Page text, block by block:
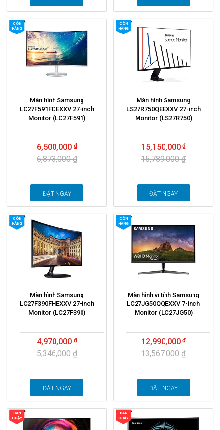
CÒN
HÀNG
Màn hình Samsung
LC27F591FDEXXV 27-inch
Monitor (LC27F591)
6,500,000
6,873,000 ₫
ĐẶT NGAY
CÒN
HÀNG
Màn hình Samsung
LS27R750QEEXXV 27-inch
Monitor (LS27R750)
15,150,000
15,789,000 ₫
ĐẶT NGAY
CÒN
HÀNG
Màn hình Samsung
LC27F390FHEXXV 27-inch
Monitor (LC27F390)
4,970,000
5,346,000 ₫
ĐẶT NGAY
CÒN
HÀNG
Màn hình vi tính Samsung
LC27JG50QQEXXV 7-inch
Monitor (LC27JG50)
12,990,000
13,567,000 ₫
ĐẶT NGAY
BÁN
CHẠY
BÁN
CHẠY